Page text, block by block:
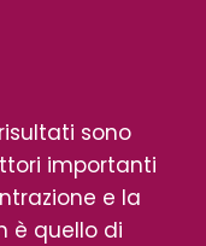
sono
importanti
e la
è quello di